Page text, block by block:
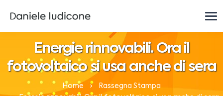
Energie rinnovabili. Ora il
fotovoltaico si usa anche di sera
Home
Rassegna Stampa